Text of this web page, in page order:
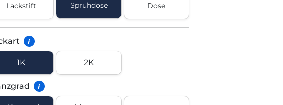
Lackstift Sprühdose Dose
i
1K 2K
i